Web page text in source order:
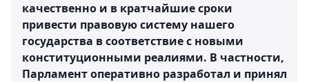
качественно и в кратчайшие сроки
привести правовую систему нашего
государства в соответствие с новыми
конституционными реалиями. В частности,
Парламент оперативно разработал и принял